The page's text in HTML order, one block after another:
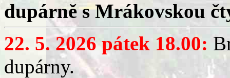
dupárně s Mrákovskou
22. 5. 2026 pátek 18.00:
dupárny.